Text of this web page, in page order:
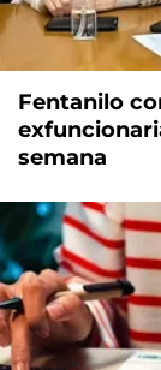
Fentanilo
semana